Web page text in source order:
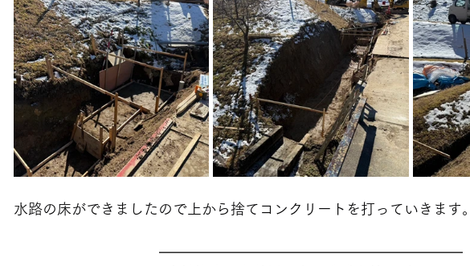
水路の床ができましたので上から捨てコンクリートを打っていきます。
━━━━━━━━━━━━━━━━━━━━━